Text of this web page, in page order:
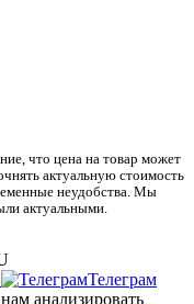
что цена на товар может
актуальную стоимость
неудобства. Мы
актуальными.
Телеграм
анализировать